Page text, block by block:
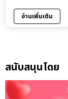
อ่านเพิ่มเติม
สนับสนุนโดย